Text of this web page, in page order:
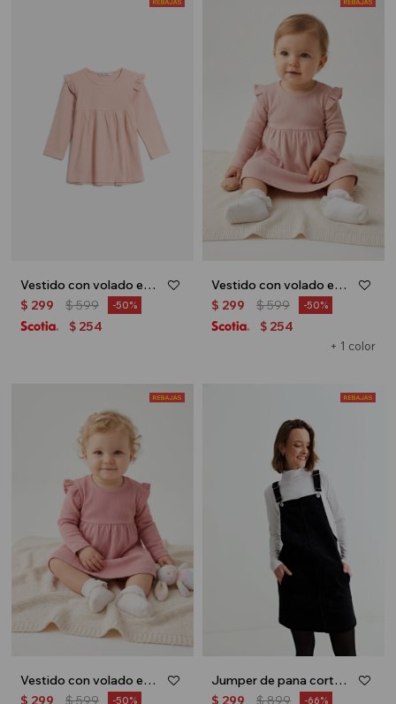
Vestido con volado en hombro - Terracota
$ 299 $599 50
$ 254
Vestido con volado en hombro - Terracota
+ 1 color
$ 299 $599 50
$ 254
Vestido con volado en hombro - Rosa
$ 299 $599 50
Jumper de pana corta - Negro
$ 299 $899 66